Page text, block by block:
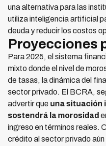
una alternativa para las
utiliza inteligencia artificial
deuda y reducir los costos
Proyecciones
Para 2025, el sistema
mixto donde el nivel de
de tasas, la dinámica del
sector privado. El BCRA,
advertir que una situación
sostendrá la morosidad
ingreso en términos reales.
crédito al sector privado